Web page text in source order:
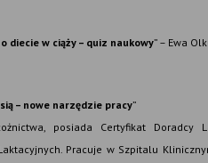
diecie w ciąży – quiz naukowy” – Ewa
– nowe narzędzie pracy”
posiada Certyfikat Doradcy
Pracuje w Szpitalu